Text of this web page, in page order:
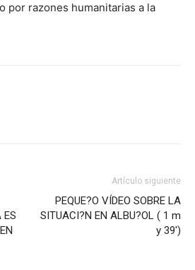
por razones humanitarias a la
ES
Artículo siguiente
PEQUE?O VÍDEO SOBRE LA
SITUACI?N EN ALBU?OL ( 1 m
y 39′)